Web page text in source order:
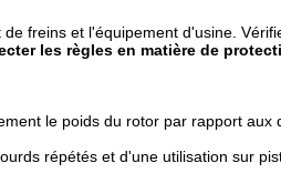
freins et l'équipement d'usine.
les règles en matière de
le poids du rotor par rapport aux
répétés et d'une utilisation sur